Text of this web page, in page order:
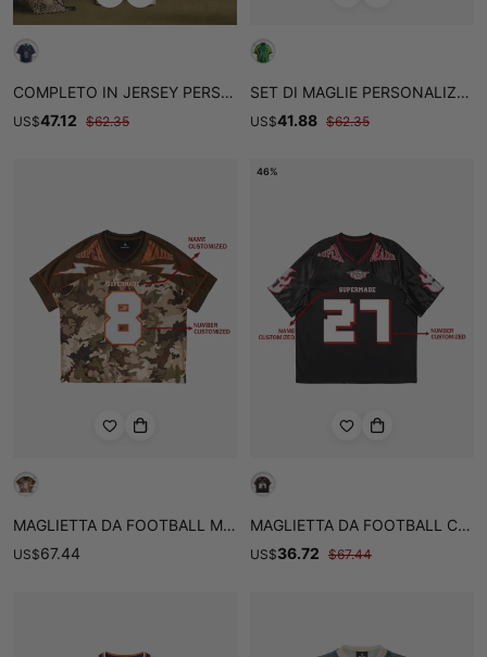
COMPLETO IN JERSEY PERSONALIZZATO CON STAMPA A GIGLIO IN STILE FRANCESE - 2623
US$47.12 $62.35
SET DI MAGLIE PERSONALIZZATE "SAVIOR" DEL BRASILE, CON BLOCCHI DI COLORE - 2622
US$41.88 $62.35
MAGLIETTA DA FOOTBALL MIMETICA ORIGINALE - 2401
US$67.44
46%
MAGLIETTA DA FOOTBALL CON STAMPA FIAMMA ORIGINALE
US$36.72 $67.44